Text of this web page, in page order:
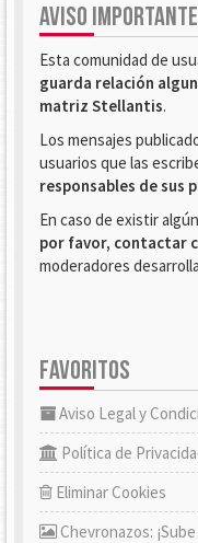
AVISO IMPORTANTE
Esta comunidad de
guarda relación
matriz Stellantis.
Los mensajes
usuarios que las
responsables de sus
En caso de existir
por favor, contactar
moderadores
FAVORITOS
Aviso Legal y
Política de
Eliminar Cookies
Chevronazos: